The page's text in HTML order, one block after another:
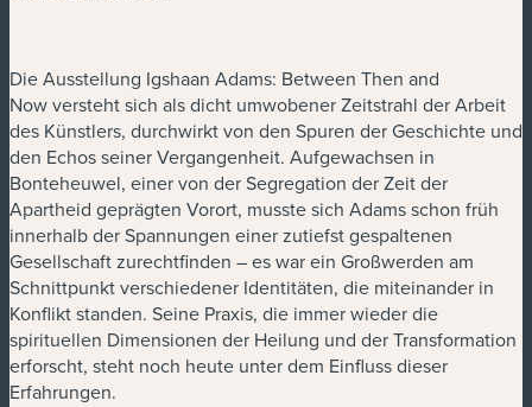
Die Ausstellung Igshaan Adams: Between Then and
Now versteht sich als dicht umwobener Zeitstrahl der Arbeit
des Künstlers, durchwirkt von den Spuren der Geschichte und
den Echos seiner Vergangenheit. Aufgewachsen in
Bonteheuwel, einer von der Segregation der Zeit der
Apartheid geprägten Vorort, musste sich Adams schon früh
innerhalb der Spannungen einer zutiefst gespaltenen
Gesellschaft zurechtfinden – es war ein Großwerden am
Schnittpunkt verschiedener Identitäten, die miteinander in
Konflikt standen. Seine Praxis, die immer wieder die
spirituellen Dimensionen der Heilung und der Transformation
erforscht, steht noch heute unter dem Einfluss dieser
Erfahrungen.